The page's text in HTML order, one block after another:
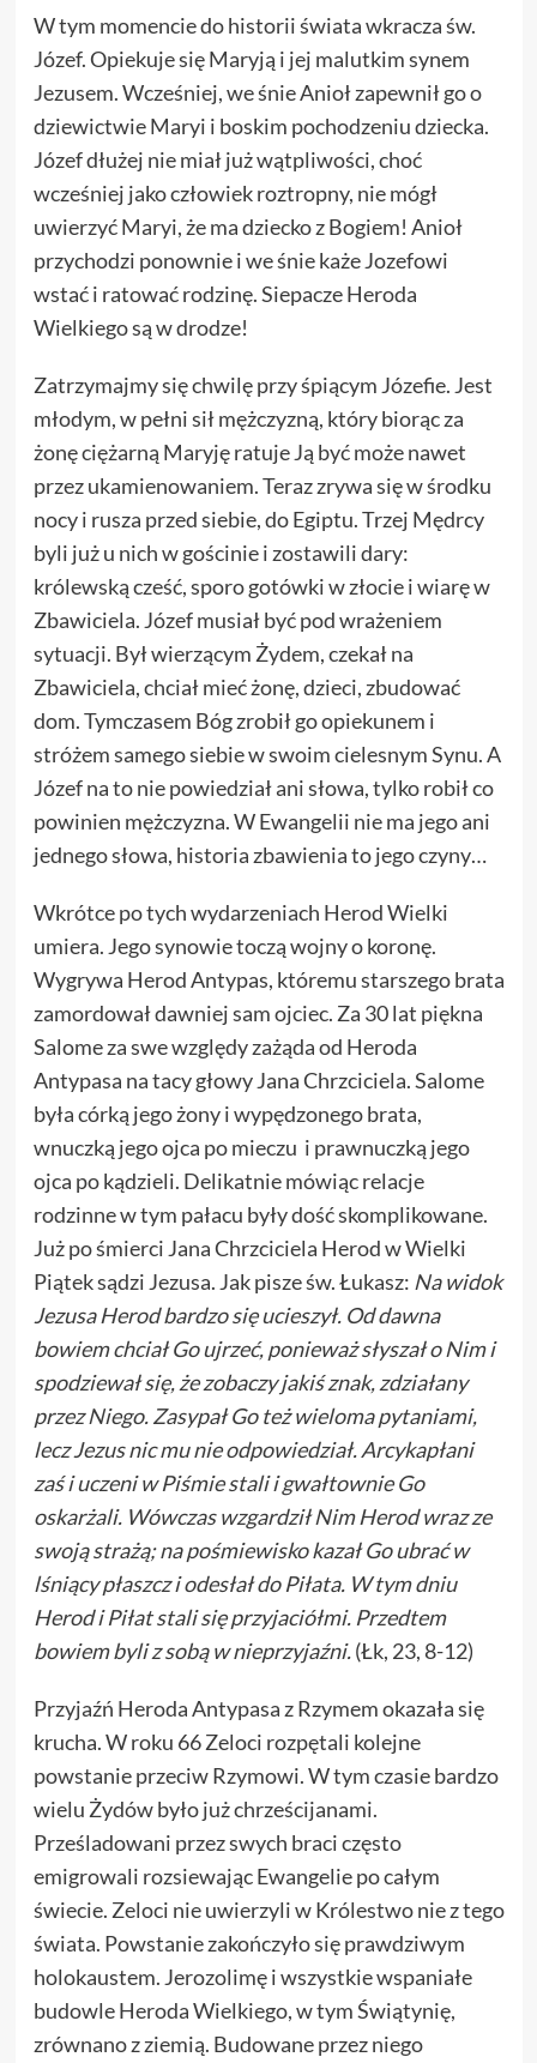
W tym momencie do historii świata wkracza św.
Józef. Opiekuje się Maryją i jej malutkim synem
Jezusem. Wcześniej, we śnie Anioł zapewnił go o
dziewictwie Maryi i boskim pochodzeniu dziecka.
Józef dłużej nie miał już wątpliwości, choć
wcześniej jako człowiek roztropny, nie mógł
uwierzyć Maryi, że ma dziecko z Bogiem! Anioł
przychodzi ponownie i we śnie każe Jozefowi
wstać i ratować rodzinę. Siepacze Heroda
Wielkiego są w drodze!
Zatrzymajmy się chwilę przy śpiącym Józefie. Jest
młodym, w pełni sił mężczyzną, który biorąc za
żonę ciężarną Maryję ratuje Ją być może nawet
przez ukamienowaniem. Teraz zrywa się w środku
nocy i rusza przed siebie, do Egiptu. Trzej Mędrcy
byli już u nich w gościnie i zostawili dary:
królewską cześć, sporo gotówki w złocie i wiarę w
Zbawiciela. Józef musiał być pod wrażeniem
sytuacji. Był wierzącym Żydem, czekał na
Zbawiciela, chciał mieć żonę, dzieci, zbudować
dom. Tymczasem Bóg zrobił go opiekunem i
stróżem samego siebie w swoim cielesnym Synu. A
Józef na to nie powiedział ani słowa, tylko robił co
powinien mężczyzna. W Ewangelii nie ma jego ani
jednego słowa, historia zbawienia to jego czyny…
Wkrótce po tych wydarzeniach Herod Wielki
umiera. Jego synowie toczą wojny o koronę.
Wygrywa Herod Antypas, któremu starszego brata
zamordował dawniej sam ojciec. Za 30 lat piękna
Salome za swe względy zażąda od Heroda
Antypasa na tacy głowy Jana Chrzciciela. Salome
była córką jego żony i wypędzonego brata,
wnuczką jego ojca po mieczu i prawnuczką jego
ojca po kądzieli. Delikatnie mówiąc relacje
rodzinne w tym pałacu były dość skomplikowane.
Już po śmierci Jana Chrzciciela Herod w Wielki
Piątek sądzi Jezusa. Jak pisze św. Łukasz: Na widok
Jezusa Herod bardzo się ucieszył. Od dawna
bowiem chciał Go ujrzeć, ponieważ słyszał o Nim i
spodziewał się, że zobaczy jakiś znak, zdziałany
przez Niego. Zasypał Go też wieloma pytaniami,
lecz Jezus nic mu nie odpowiedział. Arcykapłani
zaś i uczeni w Piśmie stali i gwałtownie Go
oskarżali. Wówczas wzgardził Nim Herod wraz ze
swoją strażą; na pośmiewisko kazał Go ubrać w
lśniący płaszcz i odesłał do Piłata. W tym dniu
Herod i Piłat stali się przyjaciółmi. Przedtem
bowiem byli z sobą w nieprzyjaźni.(Łk, 23, 8-12)
Przyjaźń Heroda Antypasa z Rzymem okazała się
krucha. W roku 66 Zeloci rozpętali kolejne
powstanie przeciw Rzymowi. W tym czasie bardzo
wielu Żydów było już chrześcijanami.
Prześladowani przez swych braci często
emigrowali rozsiewając Ewangelie po całym
świecie. Zeloci nie uwierzyli w Królestwo nie z tego
świata. Powstanie zakończyło się prawdziwym
holokaustem. Jerozolimę i wszystkie wspaniałe
budowle Heroda Wielkiego, w tym Świątynię,
zrównano z ziemią. Budowane przez niego